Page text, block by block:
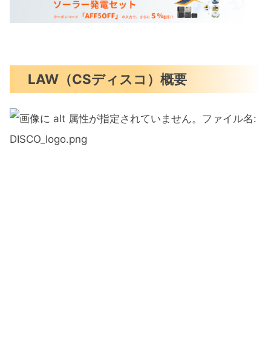
LAW（CSディスコ）概要